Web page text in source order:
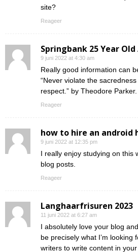
site?
Reageer
Springbank 25 Year Old
9 juni 2022 at 4:30 am
Really good information can
“Never violate the
respect.” by Theodore Parker.
Reageer
how to hire an android
9 juni 2022 at 12:35 pm
I really enjoy studying on this
blog posts.
Reageer
Langhaarfrisuren 2023
11 juni 2022 at 6:27 am
I absolutely love your blog
be precisely what I’m looking
writers to write content in